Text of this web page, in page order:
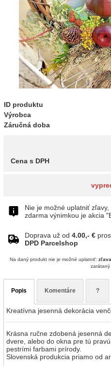
ID produktu
Výrobca
Záručná doba
Cena s DPH
Nie je možné uplatniť
zdarma výnimkou je akcia
Doprava už od 4.00,- €
DPD Parcelshop
Na daný produkt nie je možné uplatniť:
zarátaný
Popis Komentáre ?
Kreatívna jesenná dekorácia
Krásna ručne zdobená jesenná
dvere, alebo do okna pre tú
pestrími farbami prírody.
Slovenská produkcia priamo od